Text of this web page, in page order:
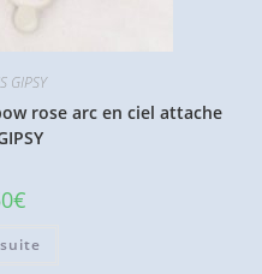
GIPSY
rose arc en ciel attache
€